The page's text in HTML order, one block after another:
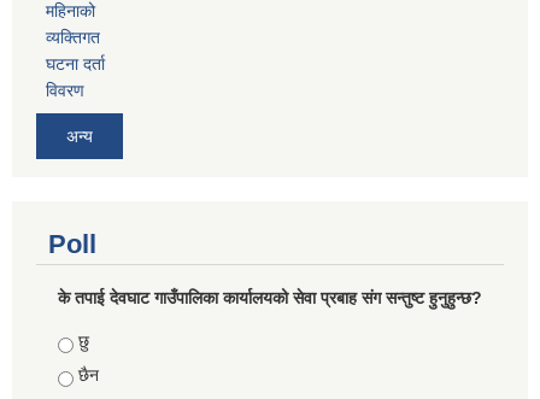
महिनाको
व्यक्तिगत
घटना दर्ता
विवरण
अन्य
Poll
के तपाई देवघाट गाउँपालिका कार्यालयको सेवा प्रबाह संग सन्तुष्ट हुनुहुन्छ?
Choices
छु
छैन